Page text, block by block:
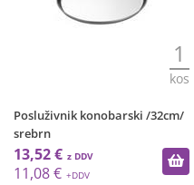
1
kos
Posluživnik konobarski /32cm/
srebrn
13,52 €
11,08 €